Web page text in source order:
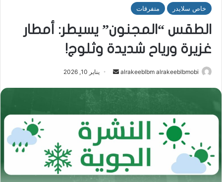
خاص سلايدر متفرقات
الطقس “المجنون” يسيطر: أمطار
غزيرة ورياح شديدة وثلوج!
alrakeeblbm alrakeeblbmobi
أرسل
إلكترونيا
يناير 10, 2026